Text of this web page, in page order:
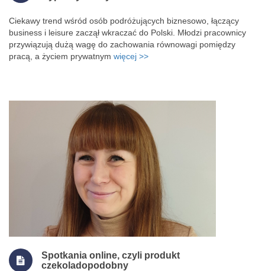
Ciekawy trend wśród osób podróżujących biznesowo, łączący
business i leisure zaczął wkraczać do Polski. Młodzi pracownicy
przywiązują dużą wagę do zachowania równowagi pomiędzy
pracą, a życiem prywatnym więcej >>
Spotkania online, czyli produkt
czekoladopodobny